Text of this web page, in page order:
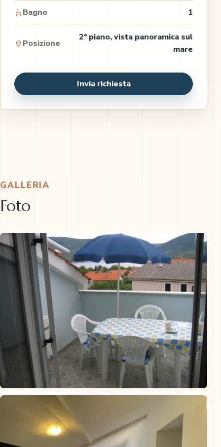
Bagno 1
Posizione
2° piano, vista panoramica sul
mare
Invia richiesta
GALLERIA
Foto